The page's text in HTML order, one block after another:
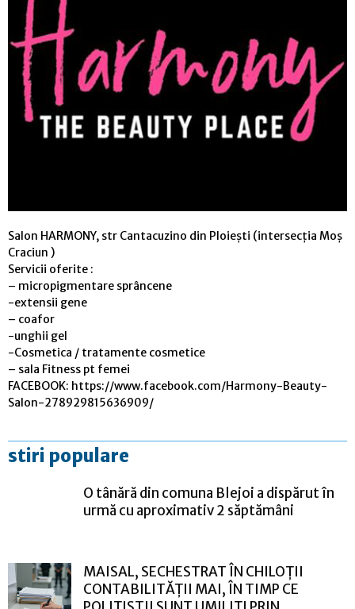
Salon HARMONY, str Cantacuzino din Ploiești (intersecția Moș
Craciun )
Servicii oferite :
– micropigmentare sprâncene
-extensii gene
– coafor
-unghii gel
-Cosmetica / tratamente cosmetice
– sala Fitness pt femei
FACEBOOK: https://www.facebook.com/Harmony-Beauty-
Salon-278929815636909/
stiri populare
O tânără din comuna Blejoi a dispărut în
urmă cu aproximativ 2 săptămâni
MAISAL, SECHESTRAT ÎN CHILOȚII
CONTABILITĂȚII MAI, ÎN TIMP CE